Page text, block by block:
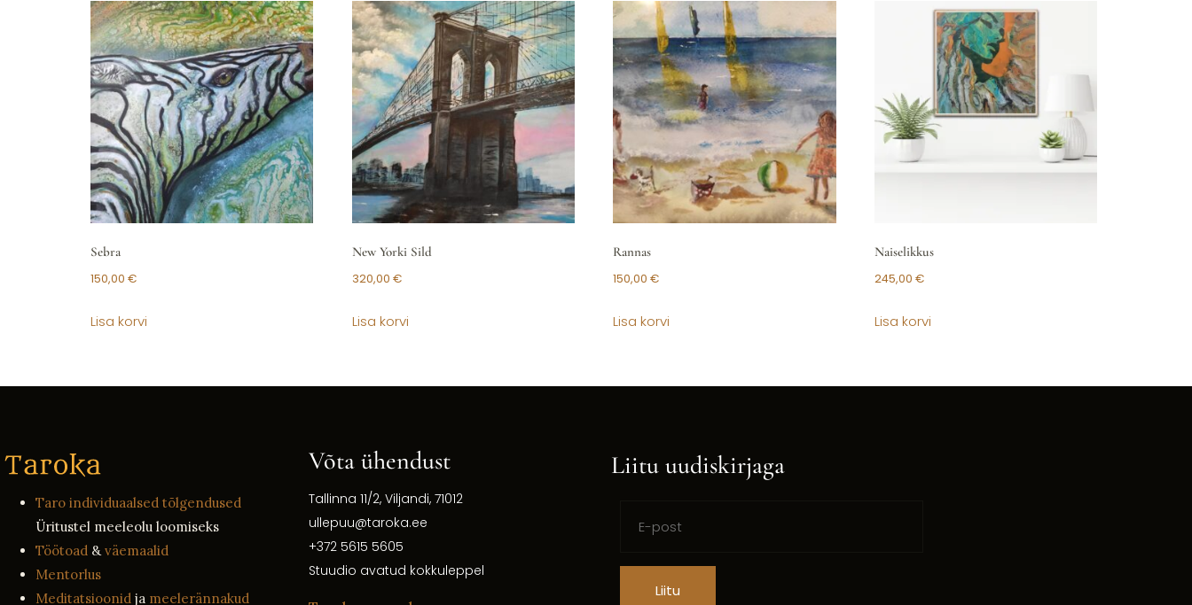
Sebra
150,00 €
Lisa korvi
New Yorki Sild
320,00 €
Lisa korvi
Rannas
150,00€
Lisa korvi
Naiselikkus
245,00€
Lisa korvi
Taro individuaalsed tõlgendused
Üritustel meeleolu loomiseks
Töötoad &väemaalid
Mentorlus
Meditatsioonid ja meelerännakud
Võta ühendust
Tallinna 11/2, Viljandi, 71012
ullepuu@taroka.ee
+372 5615 5605
Stuudio avatud kokkuleppel
Liitu uudiskirjaga
Liitu